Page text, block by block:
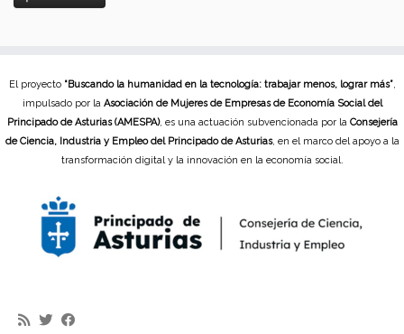
El proyecto “Buscando la humanidad en la tecnología: trabajar menos, lograr más”,
impulsado por la Asociación de Mujeres de Empresas de Economía Social del
Principado de Asturias (AMESPA), es una actuación subvencionada por la Consejería
de Ciencia, Industria y Empleo del Principado de Asturias, en el marco del apoyo a la
transformación digital y la innovación en la economía social.